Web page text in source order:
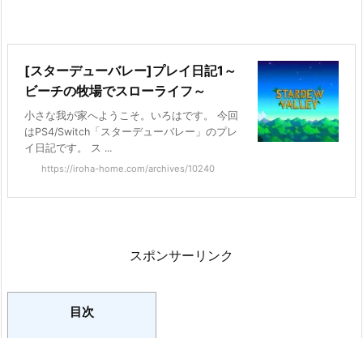
[スターデューバレー]プレイ日記1～
ビーチの牧場でスローライフ～
小さな我が家へようこそ。いろはです。 今回
はPS4/Switch「スターデューバレー」のプレ
イ日記です。 ス ...
https://iroha-home.com/archives/10240
スポンサーリンク
目次